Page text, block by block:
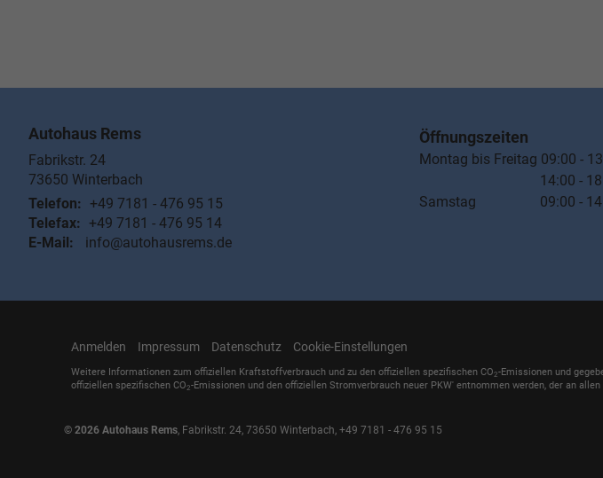
Autohaus Rems
Fabrikstr. 24
73650 Winterbach
Telefon: +49 7181 - 476 95 15
Telefax: +49 7181 - 476 95 14
E-Mail:
info@autohausrems.de
Öffnungszeiten
Montag bis Freitag 09:00 -
14:00 - 18:00
Samstag 09:00 -
Anmelden Impressum Datenschutz Cookie-Einstellungen
Weitere Informationen zum offiziellen Kraftstoffverbrauch und zu den offiziellen spezifischen CO2-Emissionen und
offiziellen spezifischen CO2-Emissionen und den offiziellen Stromverbrauch neuer PKW' entnommen werden, der an
© 2026 Autohaus Rems Fabrikstr. 24 73650 Winterbach, +49 7181 - 476 95 15